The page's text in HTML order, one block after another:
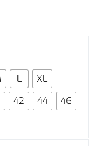
L
XL
42 44
46